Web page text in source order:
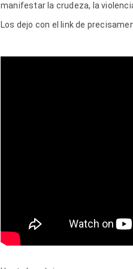
manifestar la crudeza, la
Los dejo con el link de